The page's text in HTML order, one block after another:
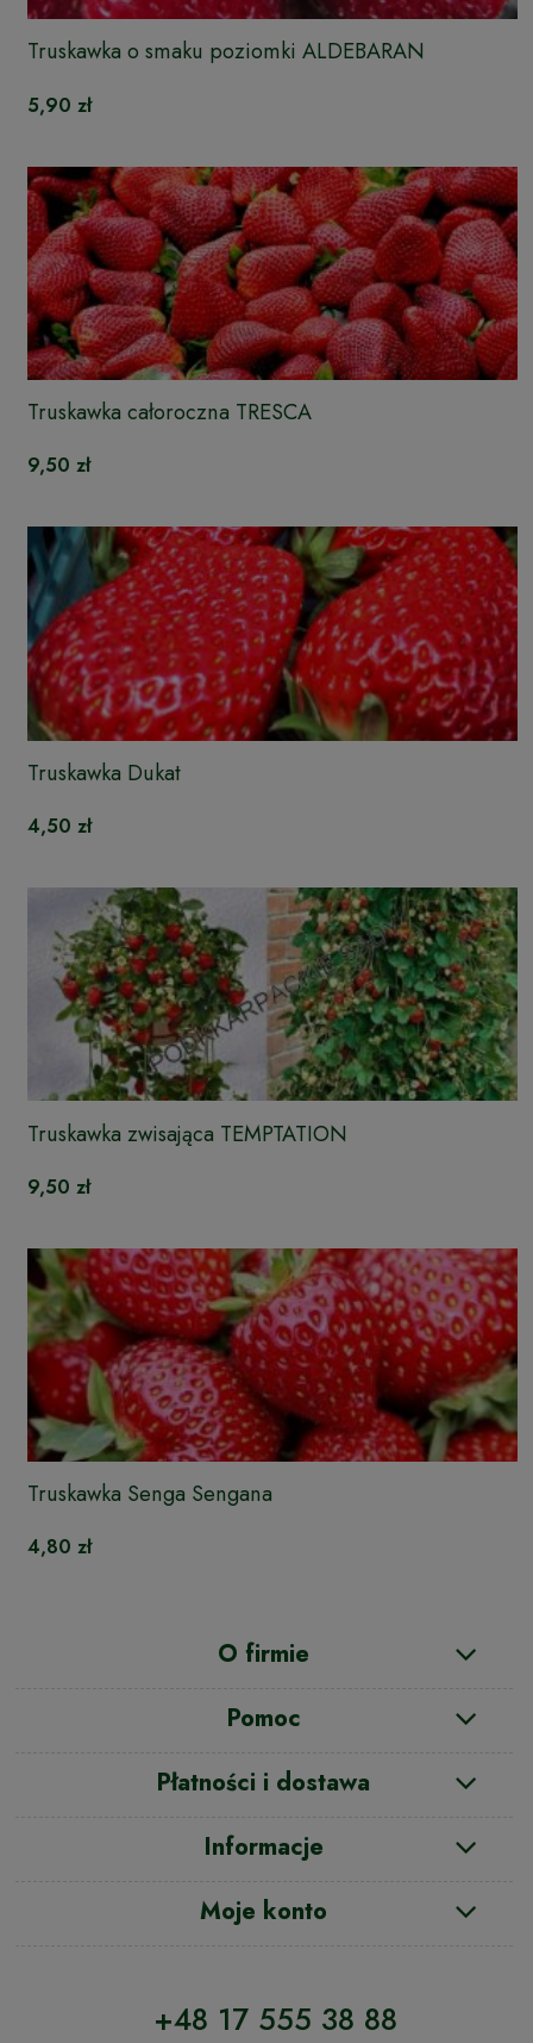
Truskawka o smaku poziomki ALDEBARAN
5,90 zł
Truskawka całoroczna TRESCA
9,50 zł
Truskawka Dukat
4,50 zł
Truskawka zwisająca TEMPTATION
9,50 zł
Truskawka Senga Sengana
4,80 zł
O firmie
Pomoc
Płatności i dostawa
Informacje
Moje konto
+48 17 555 38 88